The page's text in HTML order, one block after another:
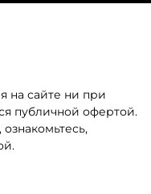
на сайте ни при
публичной офертой.